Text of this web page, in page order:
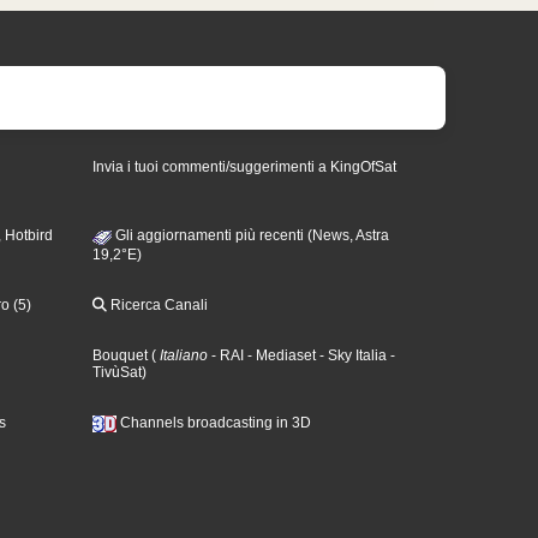
Invia i tuoi commenti/suggerimenti a KingOfSat
Gli aggiornamenti più recenti (News, Astra
19,2°E)
(5) Ricerca Canali
Bouquet( Italiano - RAI - Mediaset- Sky Italia -
TivùSat)
Channels broadcasting in 3D